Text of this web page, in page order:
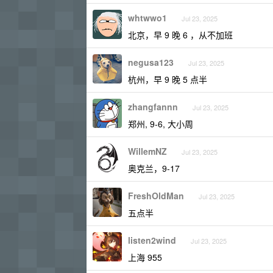
whtwwo1 Jul 23, 2025
北京，早 9 晚 6 ，从不加班
negusa123 Jul 23, 2025
杭州，早 9 晚 5 点半
zhangfannn Jul 23, 2025
郑州, 9-6, 大小周
WillemNZ Jul 23, 2025
奥克兰，9-17
FreshOldMan Jul 23, 2025
五点半
listen2wind Jul 23, 2025
上海 955